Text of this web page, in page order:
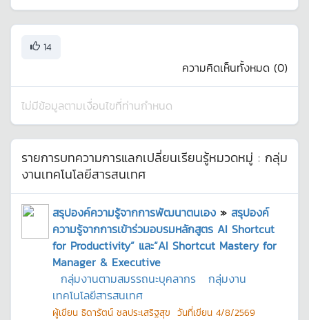
14
ความคิดเห็นทั้งหมด (0)
ไม่มีข้อมูลตามเงื่อนไขที่ท่านกำหนด
รายการบทความการแลกเปลี่ยนเรียนรู้หมวดหมู่ : กลุ่ม
งานเทคโนโลยีสารสนเทศ
สรุปองค์ความรู้จากการพัฒนาตนเอง » สรุปองค์
ความรู้จากการเข้าร่วมอบรมหลักสูตร AI Shortcut
for Productivity” และ“AI Shortcut Mastery for
Manager & Executive
กลุ่มงานตามสมรรถนะบุคลากร
กลุ่มงาน
เทคโนโลยีสารสนเทศ
ผู้เขียน ธิดารัตน์ ชลประเสริฐสุข วันที่เขียน 4/8/2569